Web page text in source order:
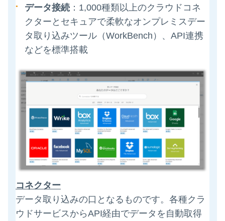
データ接続 ： 1,000種類以上のクラウドコネ
クターとセキュアで柔軟なオンプレミスデー
タ取り込みツール（WorkBench）、API連携
などを標準搭載
コネクター
データ取り込みの口となるものです。各種クラ
ウドサービスからAPI経由でデータを自動取得